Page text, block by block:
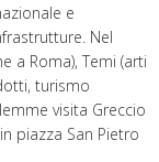
e
Nel
a Roma), Temi (arti
turismo
visita Greccio
piazza San Pietro